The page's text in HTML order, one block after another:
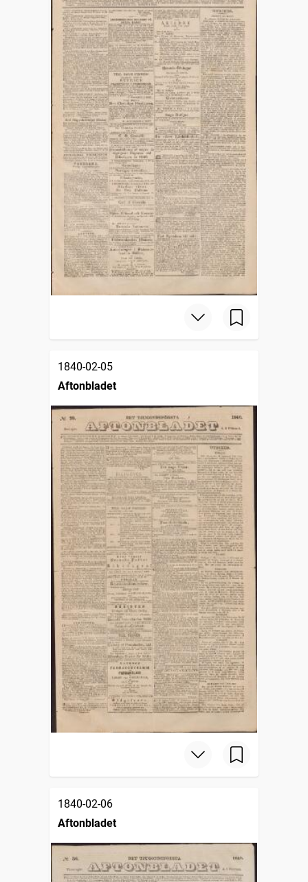
1840-02-05
Aftonbladet
1840-02-06
Aftonbladet